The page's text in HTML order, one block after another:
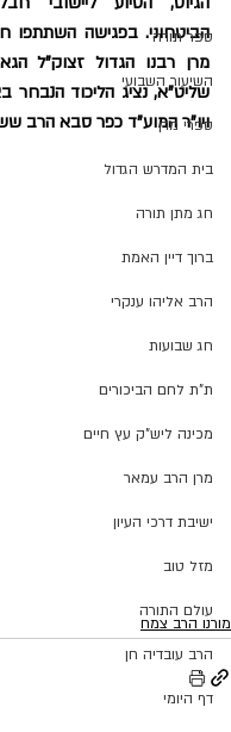
ספר תורה
השיעור השבועי
ספרי מרן
בית המדרש הגדול
חג מתן תורה
ברוך דיין האמת
הרב אליהו ענקרי
חג שבועות
ת"ת לחם הביכורים
מכינה ליש"ק עץ חיים
מרן הרב עמאר
ישיבת דרכי העיון
מזל טוב
עולם התורה
הרב עובדיה חן
דף היומי
ויו"ר המוע"ד כפר סבא הרב
מורנו הרב צמח